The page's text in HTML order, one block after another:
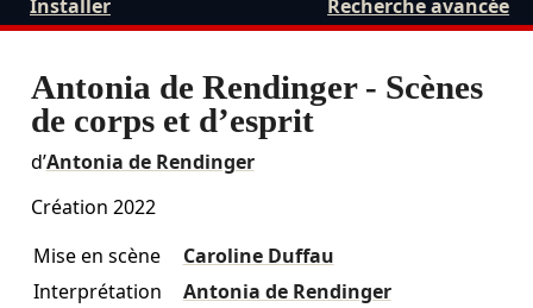
Recherche avancée
Installer
Antonia de Rendinger - Scènes
de corps et d’esprit
d’Antonia de Rendinger
Création 2022
Mise en scène
Caroline Duffau
Interprétation
Antonia de Rendinger